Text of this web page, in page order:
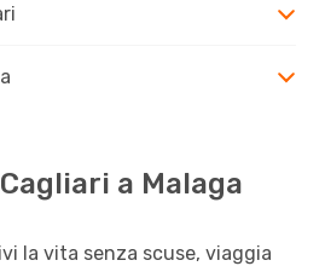
a Malaga
la vita senza scuse, viaggia